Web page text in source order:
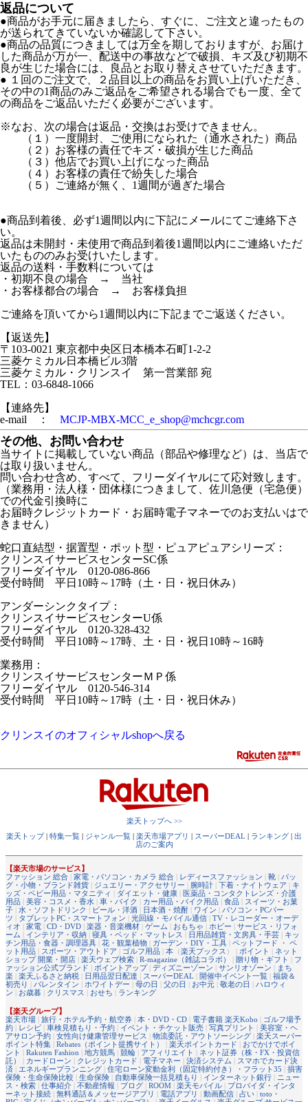
返品について
●商品がお手元に届きましたら、すぐに、ご注文と違ったもの
が送られてきていないか確認して下さい。
●商品の品質につきましては万全を期しておりますが、お届け
した商品が万が一、配送中の事故などで破損、キズ及び初期不
良が生じた場合には、良品とお取り替えさせていただきます。
● １回のご注文で、２品目以上の商品をお買い上げいただき、
その中の1商品のみご返品をご希望される場合でも一度、全て
の商品をご返品いただく必要がございます。
※なお、次の場合は返品・交換はお受けできません。
（１）一度開封、ご使用になられた（通水された）商品
（２）お客様の責任でキズ・破損が生じた商品
（３）他店でお買い上げになった商品
（４）お客様の責任で紛失した場合
（５）ご連絡が無く、1週間が過ぎた場合
●商品到着後、必ず1週間以内に下記にメールにてご連絡下さ
い。
返品は未開封・未使用で商品到着後1週間以内にご連絡いただ
いたもののみお受けいたします。
返品の送料・手数料については
・初期不良の場合 → 当社
・お客様都合の場合 → お客様負担
ご連絡を頂いてから1週間以内に下記までご返送ください。
【返送先】
〒103-0021 東京都中央区日本橋本石町1-2-2
三菱ケミカル日本橋ビル3階
三菱ケミカル・クリンスイ 第一営業部 宛
TEL：03-6848-1066
【連絡先】
e-mail ： MCJP-MBX-MCC_e_shop@mchcgr.com
その他、お問い合わせ
当サイトに掲載していない商品（部品や修理など）は、当店で
は取り扱いません。
問い合わせ含め、すべて、フリーダイヤルにて応対致します。
（業務用・法人様・団体様につきまして、佐川急便（宅急便）
での代金引換時に
お届時クレジットカード・お届時電子マネーでのお支払いはで
きません）
蛇口直結型・据置型・ポット型・ピュアピュアシリーズ：
クリンスイサービスセンターSC係
フリーダイヤル 0120-086-866
受付時間 平日10時～17時（土・日・祝日休み）
アンダーシンクタイプ：
クリンスイサービスセンターU係
フリーダイヤル 0120-328-432
受付時間 平日10時～17時、土・日・祝日10時～16時
業務用：
クリンスイサービスセンターＭＰ係
フリーダイヤル 0120-546-314
受付時間 平日10時～17時（土・日・祝日休み）
クリンスイのオフィシャルshopへ戻る
楽天トップへ >>
楽天トップ| 特集一覧 | ジャンル一覧 | 楽天市場アプリ | スーパーDEAL | ランキング | 出
店のご案内
【楽天市場のサービス】
ファッション 総合 | 家電・パソコン・カメラ 総合 | レディースファッション | 靴 | バッ
グ・小物・ブランド雑貨 | ジュエリー・アクセサリー | 腕時計 | 下着・ナイトウェア | キ
ッズ・ベビー用品・マタニティ | ダイエット・健康 | 医薬品・コンタクトレンズ・介護
用品 | 美容・コスメ・香水 | 車・バイク | カー用品・バイク用品 | 食品 | スイーツ・お菓
子 | 水・ソフトドリンク | ビール・洋酒 | 日本酒・焼酎 | ワイン | パソコン・PCパー
ツ | タブレットPC・スマートフォン | 光回線・モバイル通信 | TV・レコーダー・オーデ
ィオ | 家電 | CD・DVD | 楽器・音楽機材 | ゲーム | おもちゃ | ホビー | サービス・リフォ
ーム | インテリア・収納 | 寝具・ベッド・マットレス | 日用品雑貨・文房具・手芸 | キッ
チン用品・食器・調理器具 | 花・観葉植物 | ガーデン・DIY・工具 | ペットフード ・ ペ
ット用品 | スポーツ・アウトドア | ゴルフ用品 | 本 （楽天ブックス ） | ポイント | ネット
ショップ 開業・開店 | 楽天ウェブ検索 | R-magazine（雑誌コラボ） | 贈り物・ギフト | フ
ァッション公式ブランド | ポイントアップ| ディズニーゾーン | サンリオゾーン | まち
楽 | 楽天ふるさと納税 | 日用品翌日配達 | スーパーDEAL | 開催中イベント一覧 | 福袋＆
初売り | バレンタイン | ホワイトデー | 母の日 | 父の日 | お中元 | 敬老の日 | ハロウィ
ン | お歳暮 | クリスマス | おせち | ランキング
【楽天グループ】
楽天市場 | 旅行・ホテル予約・航空券 | 本・DVD・CD | 電子書籍 楽天Kobo | ゴルフ場予
約 | レシピ | 車検見積もり・予約 | イベント・チケット販売 | 写真プリント | 美容室・ヘ
アサロン予約 | 女性向け健康管理サービス | 物流委託・アウトソーシング | 楽天スーパー
ポイント特集 | Rebates（ポイント提携サイト） | 楽天ポイントカード | おでかけでポイ
ント | Rakuten Fashion | 地方競馬 | 競輪 | アフィリエイト | ネット証券（株・FX・投資信
託）
| カードローン | クレジットカード | 電子マネー | 決済システム | スマホでカード決
済 | エネルギープランニング | 住宅ローン変動金利（固定特約付き）・フラット35 | 損害
保険・生命保険比較 | 生命保険 | 自動車保険一括見積もり | インターネット銀行 | ニュー
ス・検索 | 仕事紹介 | 不動産情報 | ブログ | ROOM | 楽天モバイル | プロバイダ・インタ
ーネット接続 | 無料通話＆メッセージアプリ | 電話アプリ | 動画配信 | 占い | toto・